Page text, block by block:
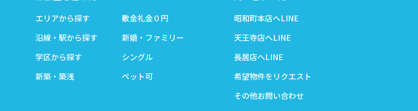
エリアから探す
敷金礼金０円
沿線・駅から探す
新婚・ファミリー
学区から探す
シングル
新築・築浅
ペット可
昭和町本店へLINE
天王寺店へLINE
長居店へLINE
希望物件をリクエスト
その他お問い合わせ